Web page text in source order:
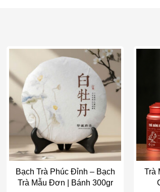
Add to wishlist
Bạch Trà Phúc Đỉnh – Bạch
Trà Mẫu Đơn | Bánh 300gr
Trà